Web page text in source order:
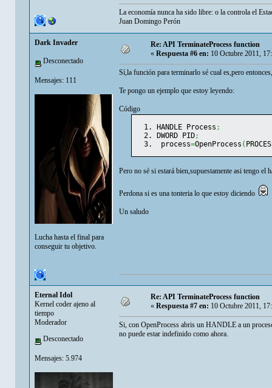
La economía nunca ha sido libre: o la controla el
Juan Domingo Perón
Dark Invader
Desconectado
Mensajes: 111
Lucha hasta el final para
conseguir tu objetivo.
Re: API TerminateProcess function
«Respuesta #6 en:10 Octubre 2011,
Sí,la función para terminarlo sé cual es,pero
Te pongo un ejemplo que estoy leyendo:
Código
HANDLE Process ;
DWORD PID;
process=OpenProcess (
Pero no sé si estará bien,supuestamente asi tengo el
Perdona si es una tonteria lo que estoy diciendo
Un saludo
Eternal Idol
Kernel coder ajeno al
tiempo
Moderador
Desconectado
Mensajes: 5.974
Re: API TerminateProcess function
« Respuesta #7 en: 10 Octubre 2011,
Si, con OpenProcess abris un HANDLE a un
no puede estar indefinido como ahora.